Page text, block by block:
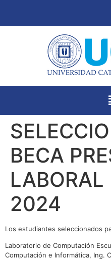
BECA
LABORAL
2024
Los estudiantes seleccionados
Laboratorio de Computación
Computación e Informática, Ing.